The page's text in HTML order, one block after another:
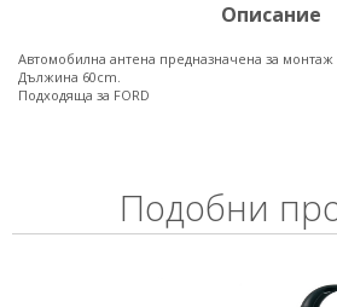
Описание
Автомобилна антена предназначена за монтаж
Дължина 60cm.
Подходяща за FORD
Подобни